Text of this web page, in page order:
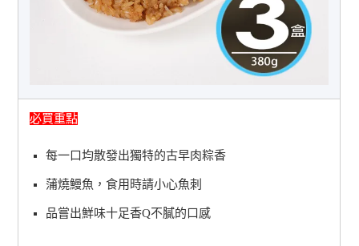
必買重點
每一口均散發出獨特的古早肉粽香
蒲燒鰻魚，食用時請小心魚刺
品嘗出鮮味十足香Q不膩的口感